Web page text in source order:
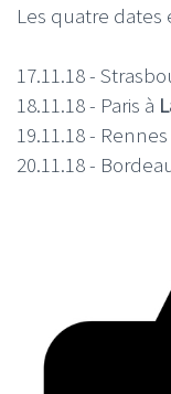
Les quatre dates
17.11.18 -
18.11.18 - Paris à
19.11.18 -
20.11.18 -